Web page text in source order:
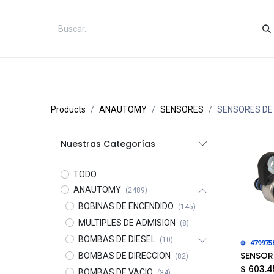
Products ANAUTOMY SENSORES SENSORES
Nuestras Categorías
TODO
ANAUTOMY
(2489)
BOBINAS DE ENCENDIDO (145)
MULTIPLES DE ADMISION (8)
BOMBAS DE DIESEL (10)
BOMBAS DE DIRECCION (82)
$